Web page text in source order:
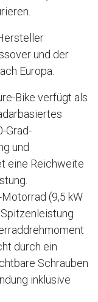
und der
Europa.
Bike verfügt als
Grad-
und
eine Reichweite
(9,5 kW
durch ein
Schrauben
inklusive